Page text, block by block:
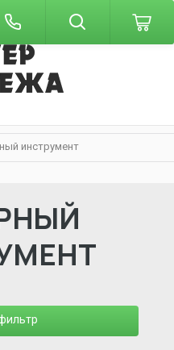
инструмент